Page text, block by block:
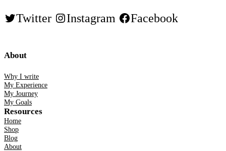
Twitter Instagram Facebook
About
Why I write
My Experience
My Journey
My Goals
Resources
Home
Shop
Blog
About